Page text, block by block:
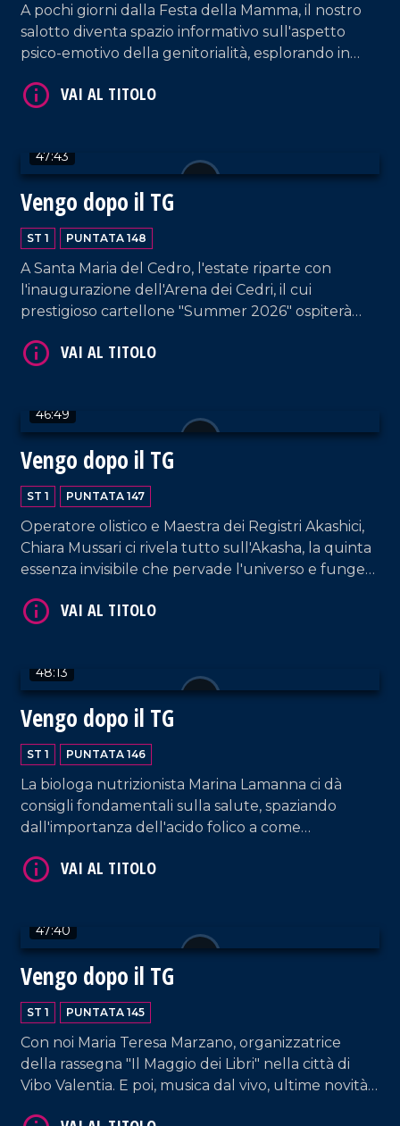
A pochi giorni dalla Festa della Mamma, il nostro
salotto diventa spazio informativo sull'aspetto
psico-emotivo della genitorialità, esplorando in
responsabilità e sfide quotidiane. Spazio anche a
la psicoterapeuta Maria Laura Falduto e la biologa
nutrizionista Maura Sicari. Conduzione a cura di
Rossella Galati e Francesco Occhiuzzi.
47:43
Vengo dopo il TG
ST 1 PUNTATA 148
A Santa Maria del Cedro, l'estate riparte con
l'inaugurazione dell'Arena dei Cedri, il cui
prestigioso cartellone "Summer 2026" ospiterà
Pooh. Francesco Occhiuzzi ospita il Direttore
46:49
Vengo dopo il TG
ST 1 PUNTATA 147
Operatore olistico e Maestra dei Registri Akashici,
Chiara Mussari ci rivela tutto sull'Akasha, la quinta
essenza invisibile che pervade l'universo e funge
parola ed evento della storia.
48:13
Vengo dopo il TG
ST 1 PUNTATA 146
La biologa nutrizionista Marina Lamanna ci dà
consigli fondamentali sulla salute, spaziando
dall'importanza dell'acido folico a come
dal nostro salotto.
47:40
Vengo dopo il TG
ST 1 PUNTATA 145
Con noi Maria Teresa Marzano, organizzatrice
della rassegna "Il Maggio dei Libri" nella città di
Vibo Valentia. E poi, musica dal vivo, ultime novità
VAI AL TITOLO
VAI AL TITOLO
VAI AL TITOLO
VAI AL TITOLO